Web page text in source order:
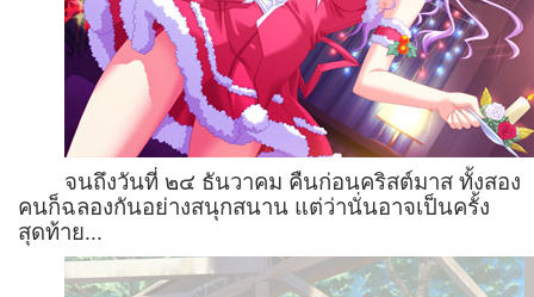
จนถึงวันที่ ๒๔ ธันวาคม คืนก่อนคริสต์มาส ทั้งสอง
คนก็ฉลองกันอย่างสนุกสนาน แต่ว่านั่นอาจเป็นครั้ง
สุดท้าย...